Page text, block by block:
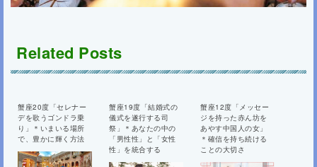
Related Posts
蟹座20度「セレナー
デを歌うゴンドラ乗
り」＊いまいる場所
で、豊かに輝く方法
蟹座19度「結婚式の
儀式を遂行する司
祭」＊あなたの中の
「男性性」と「女性
性」を統合する
蟹座12度「メッセー
ジを持った赤ん坊を
あやす中国人の女」
＊確信を持ち続ける
ことの大切さ